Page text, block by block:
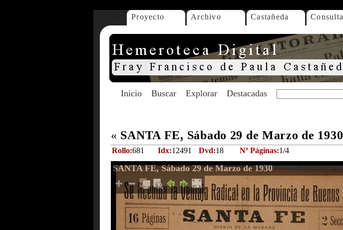
Proyecto Archivo Castañeda Consulta
Inicio Buscar Explorar Destacadas
« SANTA FE, Sábado 29 de Marzo de 1930
Rollo:681 Idx:12491 Dvd:18 Nº Páginas:1/4
SANTA FE, Sábado 29 de Marzo de 1930